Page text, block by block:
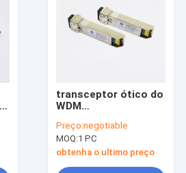
transceptor ótico do
WDM
10G SFP+ de 10km
BiDi
Preço:negotiable
MOQ:1 PC
obtenha o ultimo preço